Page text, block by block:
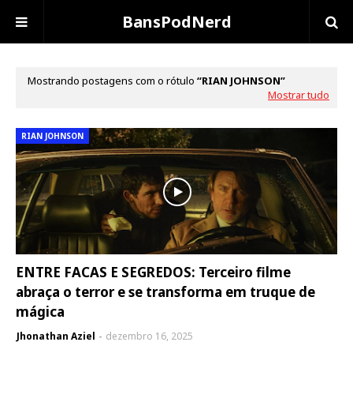
BansPodNerd
Mostrando postagens com o rótulo
RIAN JOHNSON
Mostrar tudo
RIAN JOHNSON
ENTRE FACAS E SEGREDOS: Terceiro filme
abraça o terror e se transforma em truque de
mágica
Jhonathan Aziel dezembro 16, 2025